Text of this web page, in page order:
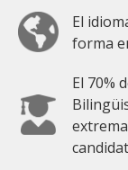
El
forma
El 70%